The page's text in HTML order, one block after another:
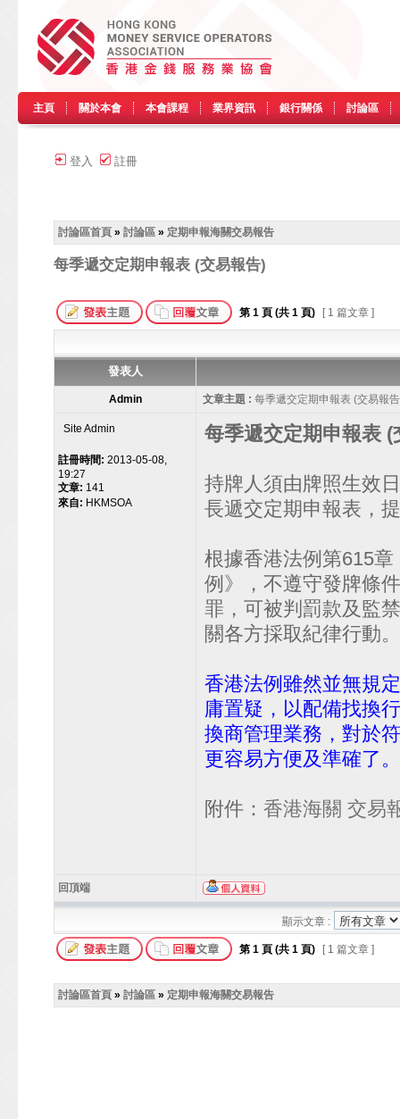
主頁 關於本會 本會課程 業界資訊 銀行關係 討論區
登入 註冊
討論區首頁 » 討論區 » 定期申報海關交易報告
每季遞交定期申報表 (交易報告)
第 1 頁 (共 1 頁) [ 1 篇文章 ]
發表人
Admin 文章主題 : 每季遞交定期申報表 (交易報
Site Admin
註冊時間: 2013-05-08,
19:27
文章: 141
來自: HKMSOA
每季遞交定期申報表 (
持牌人須由牌照生效
長遞交定期申報表，
根據香港法例第615
例》，不遵守發牌條
罪，可被判罰款及監
關各方採取紀律行動。
香港法例雖然並無規
庸置疑，以配備找換
換商管理業務，對於
更容易方便及準確了。
附件： 香港海關 交易
回頂端
顯示文章 :
第 1 頁 (共 1 頁) [ 1 篇文章 ]
討論區首頁 » 討論區 » 定期申報海關交易報告